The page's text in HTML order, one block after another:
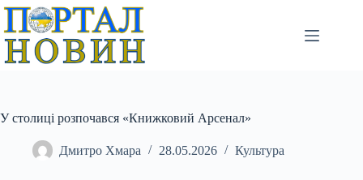
Перейти
вмісту
У столиці розпочався «Книжковий Арсенал»
Дмитро Хмара 28.05.2026 Культура